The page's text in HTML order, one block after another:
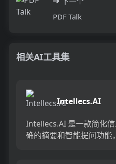
PDF Talk
相关AI工具集
Intellecs.AI
Intellecs.AI 是一款简化
确的摘要和智能提问功能